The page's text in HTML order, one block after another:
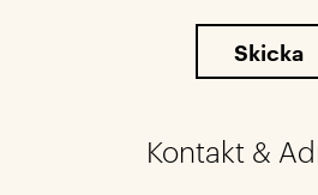
Kontakt &